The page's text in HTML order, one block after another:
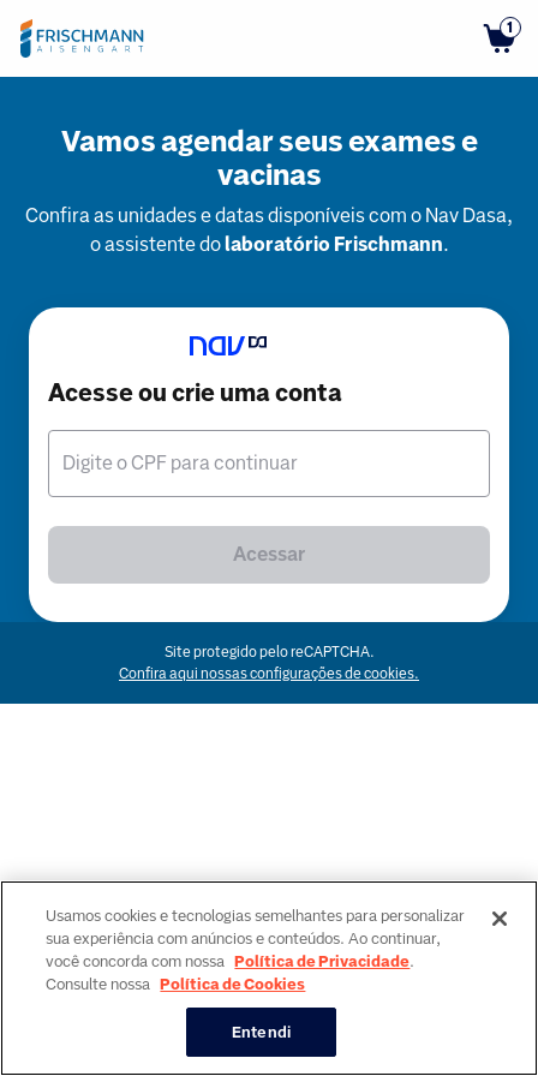
1
Vamos agendar seus exames e
vacinas
Confira as unidades e datas disponíveis com o Nav Dasa,
o assistente dolaboratório Frischmann.
Acesse ou crie uma conta
Digite o CPF para continuar
Acessar
Site protegido pelo reCAPTCHA.
Confira aqui nossas configurações de cookies.
Usamos cookies e tecnologias semelhantes para personalizar
sua experiência com anúncios e conteúdos. Ao continuar,
você concorda com nossa Política de Privacidade.
Consulte nossa Política de Cookies
Entendi